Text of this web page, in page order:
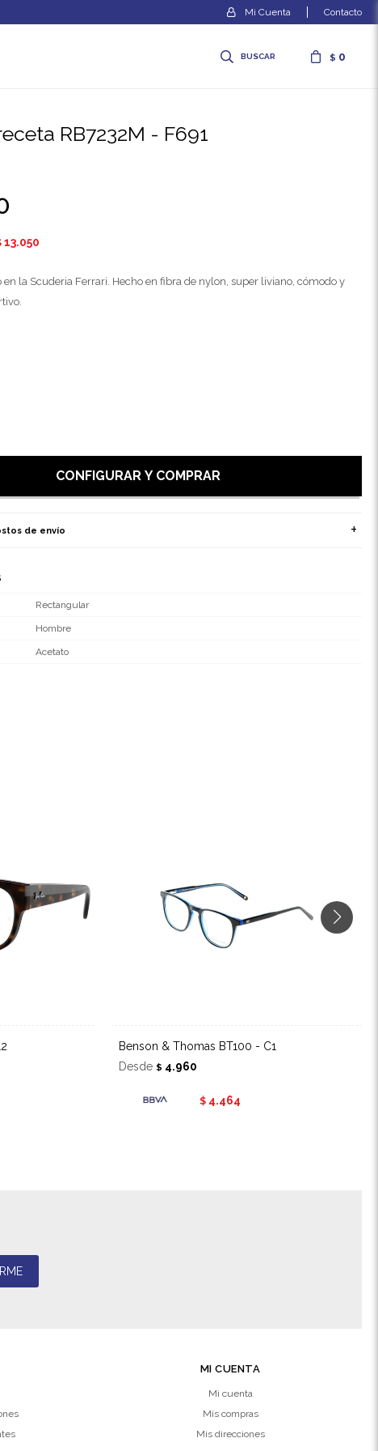
$ 0
Contacto
RB7232M - F691
13.050
en la Scuderia Ferrari. Hecho en fibra de nylon, super liviano, cómodo y
CONFIGURAR Y COMPRAR
de envío
Rectangular
Hombre
Acetato
Benson & Thomas BT100 - C1
Desde $ 4.960
$ 4.464
MI CUENTA
Mi cuenta
Mis compras
Mis direcciones